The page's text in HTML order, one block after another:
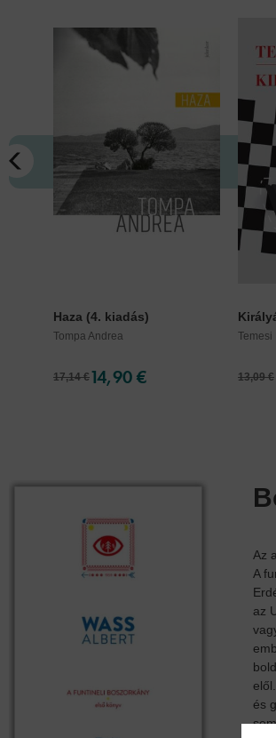
Haza (4. kiadás)
Tompa Andrea
17,14 €14,90 €
Temesi
13,09 €
Az
A
az
és